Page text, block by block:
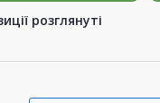
розглянуті